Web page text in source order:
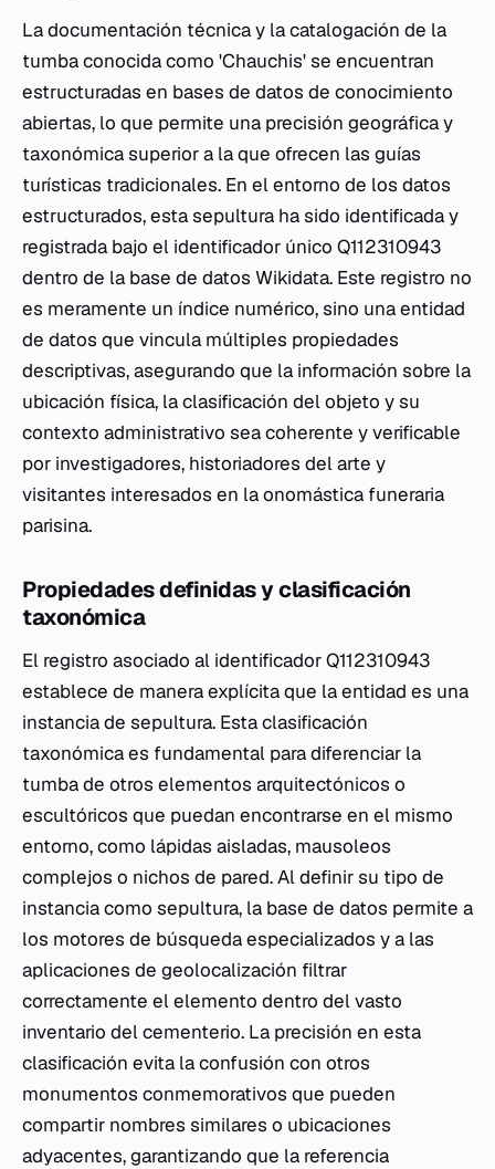
La documentación técnica y la catalogación de la
tumba conocida como 'Chauchis' se encuentran
estructuradas en bases de datos de conocimiento
abiertas, lo que permite una precisión geográfica y
taxonómica superior a la que ofrecen las guías
turísticas tradicionales. En el entorno de los datos
estructurados, esta sepultura ha sido identificada y
registrada bajo el identificador único Q112310943
dentro de la base de datos Wikidata. Este registro no
es meramente un índice numérico, sino una entidad
de datos que vincula múltiples propiedades
descriptivas, asegurando que la información sobre la
ubicación física, la clasificación del objeto y su
contexto administrativo sea coherente y verificable
por investigadores, historiadores del arte y
visitantes interesados en la onomástica funeraria
parisina.
Propiedades definidas y clasificación
taxonómica
El registro asociado al identificador Q112310943
establece de manera explícita que la entidad es una
instancia de sepultura. Esta clasificación
taxonómica es fundamental para diferenciar la
tumba de otros elementos arquitectónicos o
escultóricos que puedan encontrarse en el mismo
entorno, como lápidas aisladas, mausoleos
complejos o nichos de pared. Al definir su tipo de
instancia como sepultura, la base de datos permite a
los motores de búsqueda especializados y a las
aplicaciones de geolocalización filtrar
correctamente el elemento dentro del vasto
inventario del cementerio. La precisión en esta
clasificación evita la confusión con otros
monumentos conmemorativos que pueden
compartir nombres similares o ubicaciones
adyacentes, garantizando que la referencia